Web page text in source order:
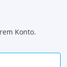
Konto.